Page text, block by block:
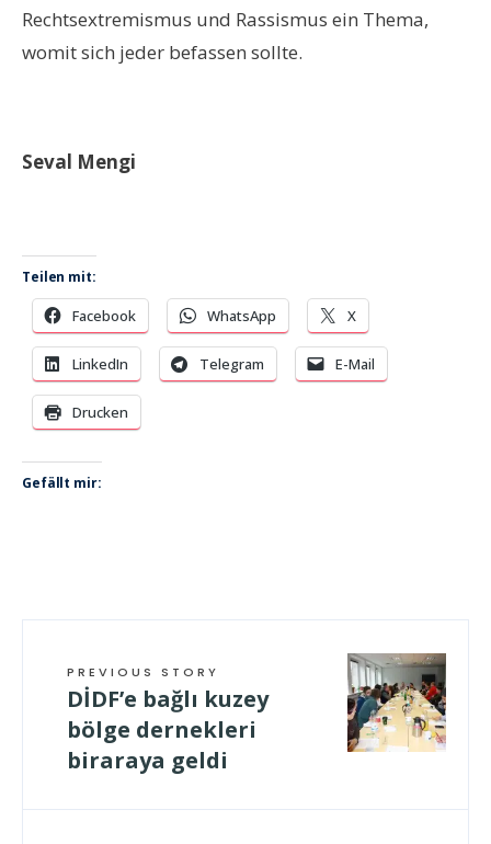
Rechtsextremismus und Rassismus ein Thema,
womit sich jeder befassen sollte.
Seval Mengi
Teilen mit:
Facebook WhatsApp X
LinkedIn Telegram E-Mail
Drucken
Gefällt mir:
PREVIOUS STORY
DİDF’e bağlı kuzey
bölge dernekleri
biraraya geldi